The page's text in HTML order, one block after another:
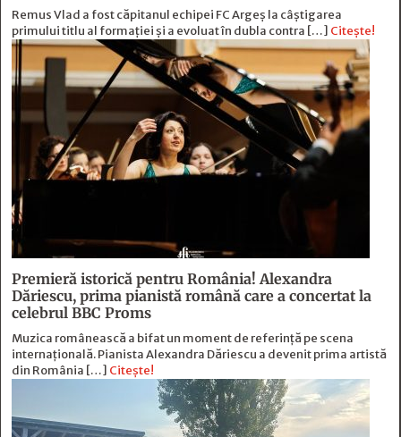
Remus Vlad a fost căpitanul echipei FC Argeș la câștigarea
primului titlu al formației și a evoluat în dubla contra […] Citește!
Premieră istorică pentru România! Alexandra
Dăriescu, prima pianistă română care a concertat la
celebrul BBC Proms
Muzica românească a bifat un moment de referință pe scena
internațională. Pianista Alexandra Dăriescu a devenit prima artistă
din România […] Citește!